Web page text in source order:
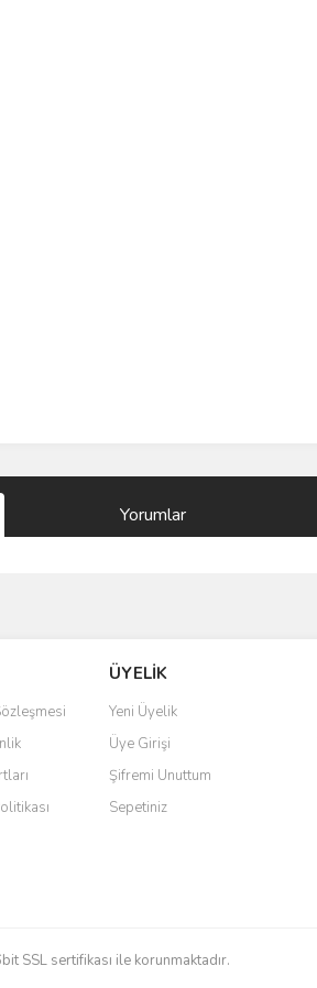
Yorumlar
ÜYELİK
Yeni Üyelik
Üye Girişi
Şifremi Unuttum
Sepetiniz
SSL sertifikası ile korunmaktadır.